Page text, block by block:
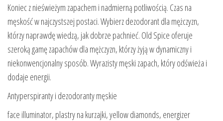
Koniec z nieświeżym zapachem i nadmierną potliwością. Czas na
męskość w najczystszej postaci. Wybierz dezodorant dla mężczyzn,
którzy naprawdę wiedzą, jak dobrze pachnieć. Old Spice oferuje
szeroką gamę zapachów dla mężczyzn, którzy żyją w dynamiczny i
niekonwencjonalny sposób. Wyrazisty męski zapach, który odświeża i
dodaje energii.
Antyperspiranty i dezodoranty męskie
face illuminator, plastry na kurzajki, yellow diamonds, energizer